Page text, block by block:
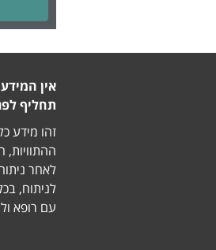
אין
תחליף
זהו מידע
ההתוויות,
לאחר
לניתוח,
עם רופא